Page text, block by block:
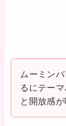
ムーミン
るにテー
と開放感